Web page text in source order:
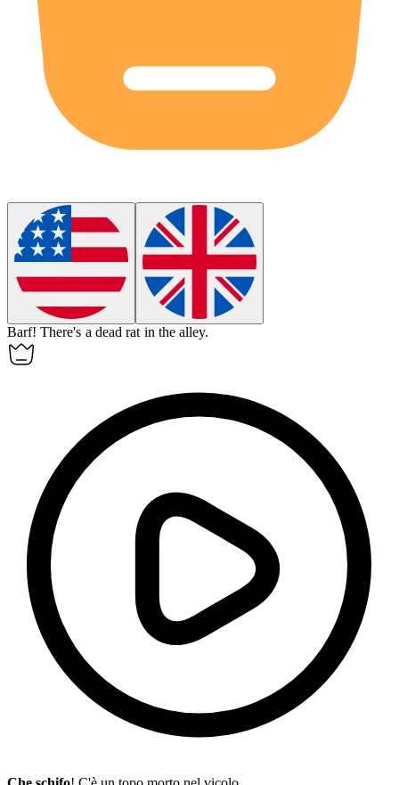
Barf! There's a dead rat in the alley.